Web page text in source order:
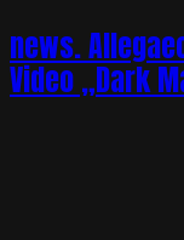
news.
Video „Dark